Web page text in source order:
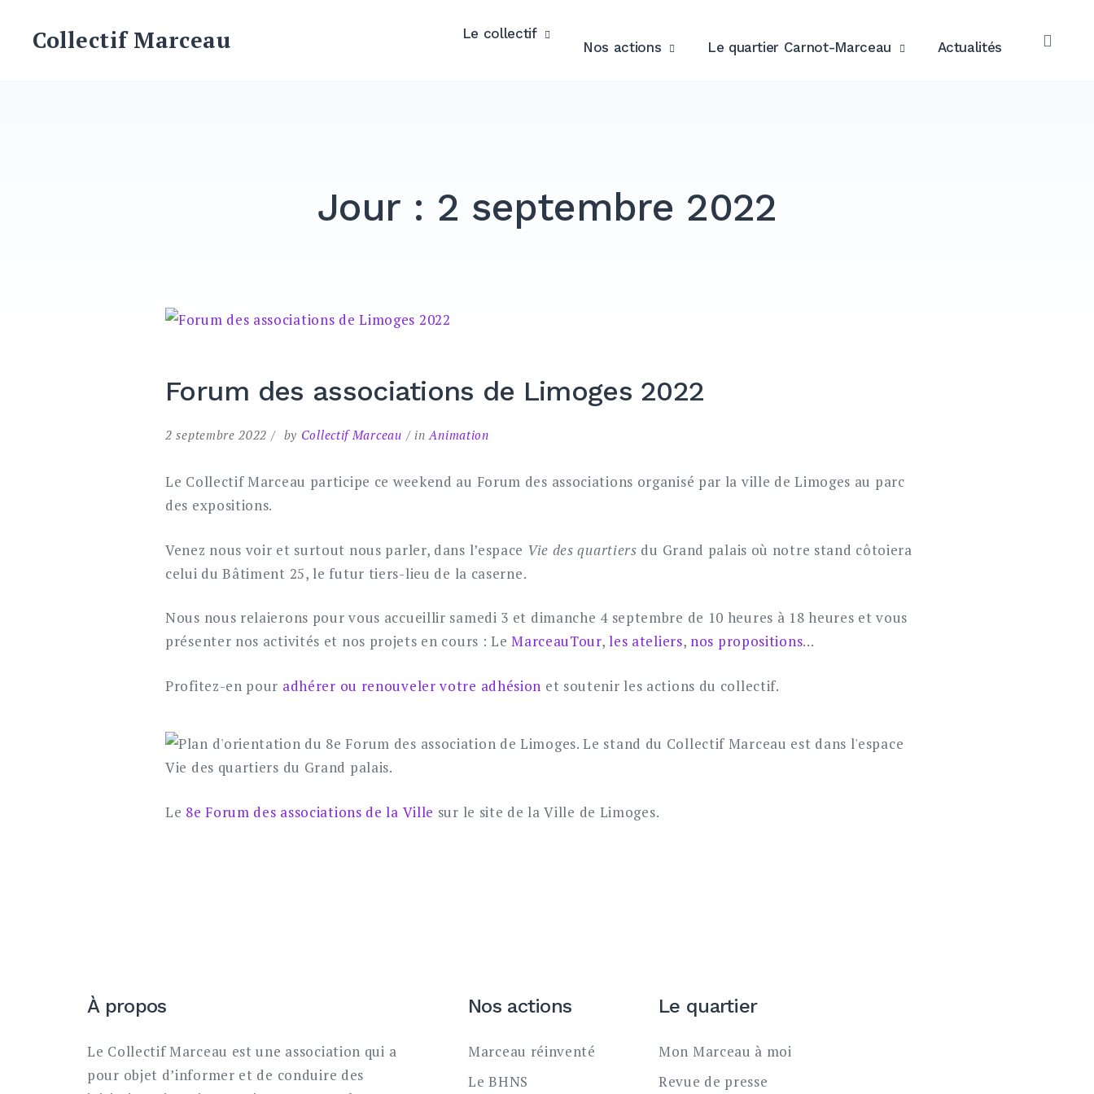
Collectif Marceau
Le collectif
Nos actions
Le quartier Carnot-Marceau Actualités
Jour : 2 septembre 2022
Forum des associations de Limoges 2022
2 septembre 2022 by Collectif Marceau inAnimation
Le Collectif Marceau participe ce weekend au Forum des associations organisé par la ville de Limoges au parc
des expositions.
Venez nous voir et surtout nous parler, dans l’espace Vie des quartiers du Grand palais où notre stand côtoiera
celui du Bâtiment 25, le futur tiers-lieu de la caserne.
Nous nous relaierons pour vous accueillir samedi 3 et dimanche 4 septembre de 10 heures à 18 heures et vous
présenter nos activités et nos projets en cours : LeMarceauTour,les ateliers, nos propositions…
Profitez-en pour adhérer ou renouveler votre adhésion et soutenir les actions du collectif.
Le 8e Forum des associations de la Ville sur le site de la Ville de Limoges.
À propos
Le Collectif Marceau est une association qui a
pour objet d’informer et de conduire des
Nos actions
Marceau réinventé
Le BHNS
Le quartier
Mon Marceau à moi
Revue de presse